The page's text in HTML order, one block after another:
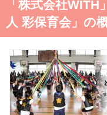
「株式会社
人 彩保育会」の